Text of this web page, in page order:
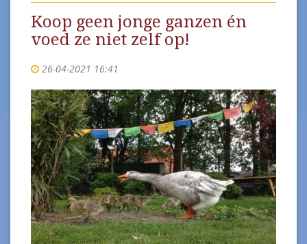
Koop geen jonge ganzen én
voed ze niet zelf op!
26-04-2021 16:41